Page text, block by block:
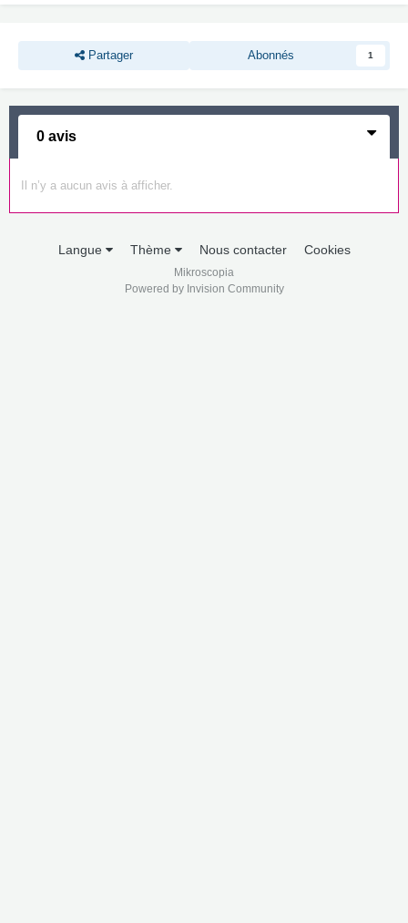
Partager Abonnés 1
0 avis
Il n’y a aucun avis à afficher.
Langue Thème Nous contacter Cookies
Mikroscopia
Powered by Invision Community